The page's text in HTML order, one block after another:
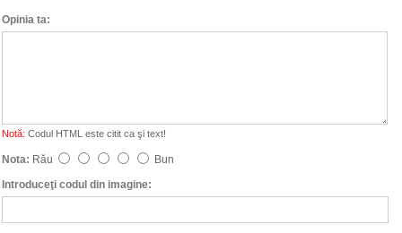
Opinia ta:
Notă: Codul HTML este citit ca şi text!
Nota: Rău
Bun
Introduceţi codul din imagine: